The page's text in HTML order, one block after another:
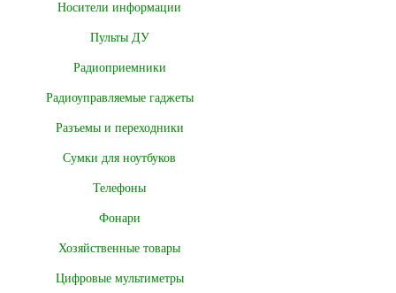
Носители информации
Пульты ДУ
Радиоприемники
Радиоуправляемые гаджеты
Разъемы и переходники
Сумки для ноутбуков
Телефоны
Фонари
Хозяйственные товары
Цифровые мультиметры